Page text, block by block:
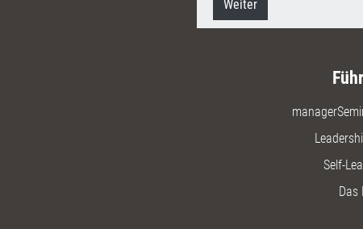
Weiter
Self-
Das